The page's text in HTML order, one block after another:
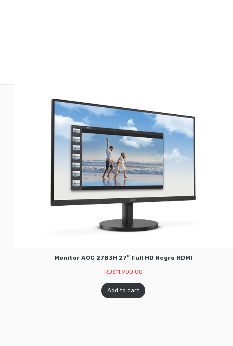
Monitor AOC 27B3H 27″ Full HD Negro HDMI
RD$11,900.00
Add to cart